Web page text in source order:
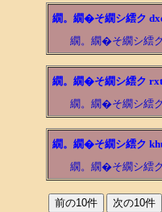
繝。繝�そ繝シ繧ク
繝。繝�そ繝シ繧ク
繝。繝�そ繝シ繧ク
繝。繝�そ繝シ繧ク
繝。繝�そ繝シ繧ク
繝。繝�そ繝シ繧ク